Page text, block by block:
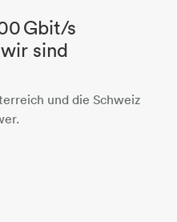
Gbit/s
sind
und die Schweiz